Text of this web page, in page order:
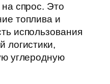
спрос. Это
топлива и
использования
логистики,
углеродную